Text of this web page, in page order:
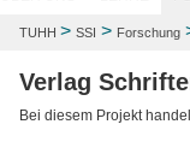
TUHH > SSI > Forschung
Verlag
Bei diesem Projekt